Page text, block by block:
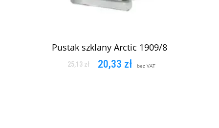
Pustak szklany Arctic 1909/8
25,13zł 20,33 zł bez VAT